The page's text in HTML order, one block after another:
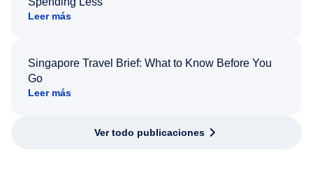
Leer más
Singapore Travel Brief: What to Know Before You
Go
Leer más
Ver todo publicaciones